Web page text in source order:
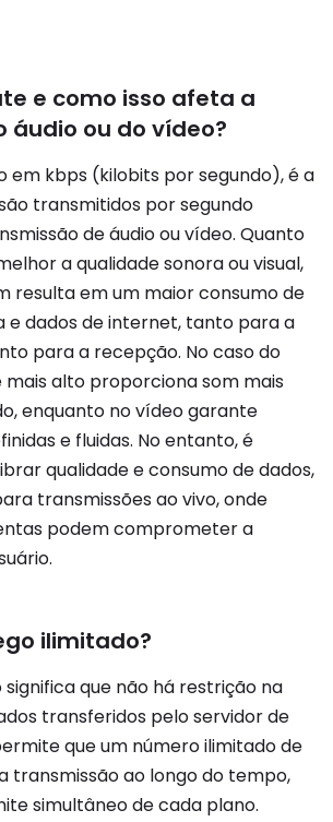
e como isso afeta a
áudio ou do vídeo?
em kbps (kilobits por segundo), é a
transmitidos por segundo
de áudio ou vídeo. Quanto
a qualidade sonora ou visual,
resulta em um maior consumo de
e dados de internet, tanto para a
para a recepção. No caso do
alto proporciona som mais
enquanto no vídeo garante
e fluidas. No entanto, é
qualidade e consumo de dados,
transmissões ao vivo, onde
podem comprometer a
ilimitado?
que não há restrição na
transferidos pelo servidor de
que um número ilimitado de
transmissão ao longo do tempo,
simultâneo de cada plano.